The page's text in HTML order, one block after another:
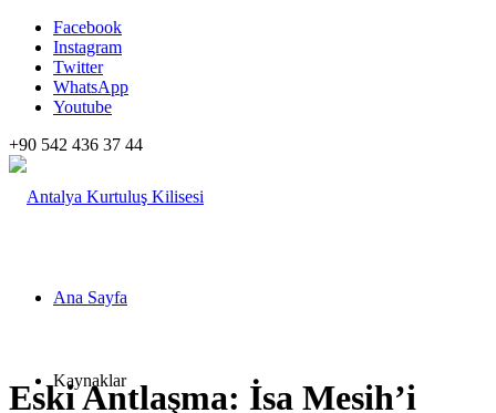
Facebook
Instagram
Twitter
WhatsApp
Youtube
+90 542 436 37 44
Ana Sayfa
Kaynaklar
Eski Antlaşma: İsa Mesih’i